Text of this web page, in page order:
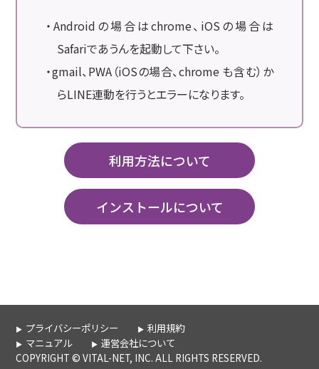
・Androidの場合はchrome、iOSの場合は
Safariであうんを起動して下さい。
・gmail、PWA（iOSの場合、chrome も含む）か
らLINE連動を行うとエラーになります。
利用方法について
インストールについて
プライバシーポリシー
利用規約
マニュアル
運営会社について
COPYRIGHT © VITAL-NET, INC. ALL RIGHTS RESERVED.